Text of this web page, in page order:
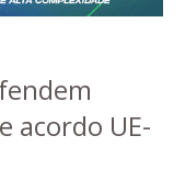
acordo UE-